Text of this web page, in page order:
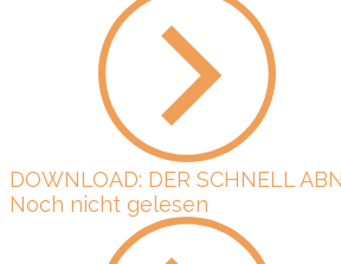
DOWNLOAD: DER SCHNELL
Noch nicht gelesen